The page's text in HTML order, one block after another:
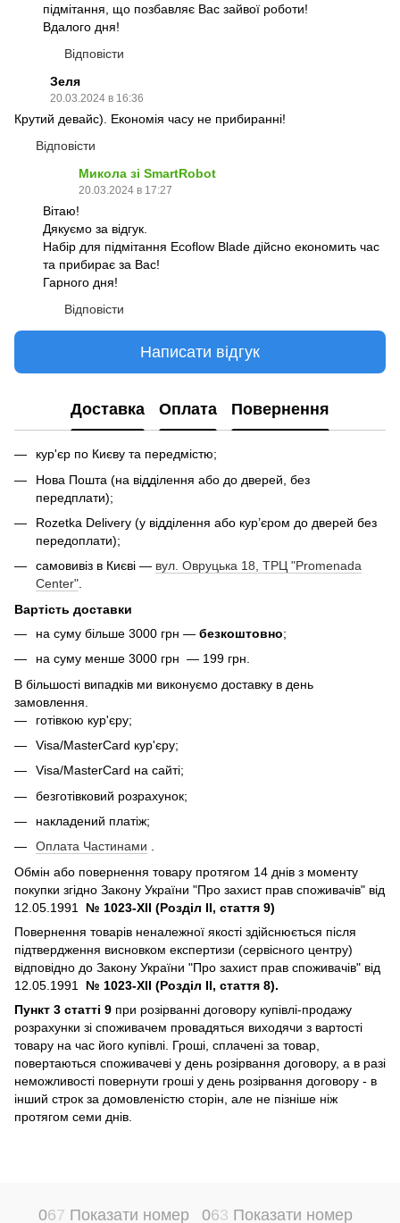
підмітання, що позбавляє Вас зайвої роботи!
Вдалого дня!
Відповісти
Зеля
20.03.2024 в 16:36
Крутий девайс). Економія часу не прибиранні!
Відповісти
Микола зі SmartRobot
20.03.2024 в 17:27
Вітаю!
Дякуємо за відгук.
Набір для підмітання Ecoflow Blade дійсно економить час
та прибирає за Вас!
Гарного дня!
Відповісти
Написати відгук
Доставка Оплата Повернення
кур'єр по Києву та передмістю;
Нова Пошта (на відділення або до дверей, без
передплати);
Rozetka Delivery (у відділення або кур’єром до дверей без
передоплати);
самовивіз в Києві — вул. Овруцька 18, ТРЦ "Promenada
Center".
Вартість доставки
на суму більше 3000 грн — безкоштовно;
на суму менше 3000 грн — 199 грн.
В більшості випадків ми виконуємо доставку в день
замовлення.
готівкою кур'єру;
Visa/MasterCard кур'єру;
Visa/MasterCard на сайті;
безготівковий розрахунок;
накладений платіж;
Оплата Частинами .
Обмін або повернення товару протягом 14 днів з моменту
покупки згідно Закону України "Про захист прав споживачів" від
12.05.1991 № 1023-XII (Розділ II, стаття 9)
Повернення товарів неналежної якості здійснюється після
підтвердження висновком експертизи (сервісного центру)
відповідно до Закону України "Про захист прав споживачів" від
12.05.1991 № 1023-XII (Розділ II, стаття 8).
Пункт 3 статті 9 при розірванні договору купівлі-продажу
розрахунки зі споживачем провадяться виходячи з вартості
товару на час його купівлі. Гроші, сплачені за товар,
повертаються споживачеві у день розірвання договору, а в разі
неможливості повернути гроші у день розірвання договору - в
інший строк за домовленістю сторін, але не пізніше ніж
протягом семи днів.
067 Показати номер 063 Показати номер